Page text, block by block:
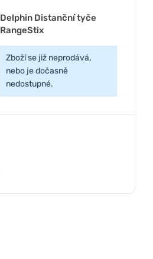
Delphin Distanční tyče
RangeStix
Zboží se již neprodává,
nebo je dočasně
nedostupné.